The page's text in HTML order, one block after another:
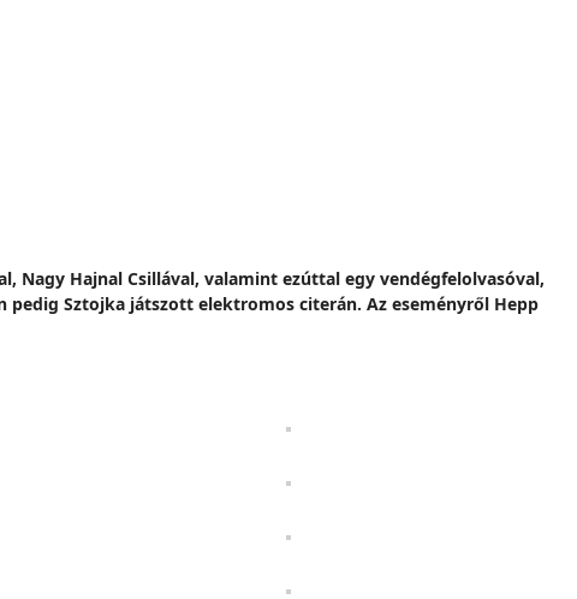
Nagy Hajnal Csillával, valamint ezúttal egy vendégfelolvasóval,
Sztojka játszott elektromos citerán. Az eseményről Hepp